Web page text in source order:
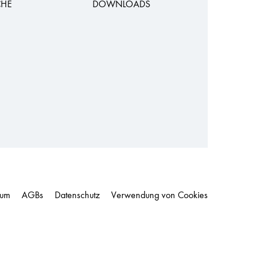
DOWNLOADS
AGBs Datenschutz Verwendung von Cookies